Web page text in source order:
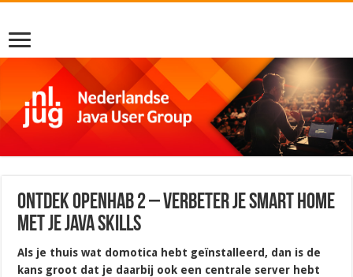
Ontdek openHAB 2 – Verbeter je smart home
met je Java skills
Als je thuis wat domotica hebt geïnstalleerd, dan is de
kans groot dat je daarbij ook een centrale server hebt